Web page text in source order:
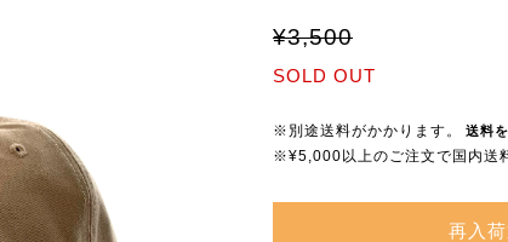
¥3,500
SOLD OUT
※別途送料がかかります。 送料
※¥5,000以上のご注文で国内送
再入